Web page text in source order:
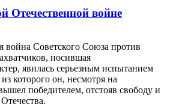
Отечественной войне
война Советского Союза против
носившая
явилась серьезным испытанием
которого он, несмотря на
победителем, отстояв свободу и